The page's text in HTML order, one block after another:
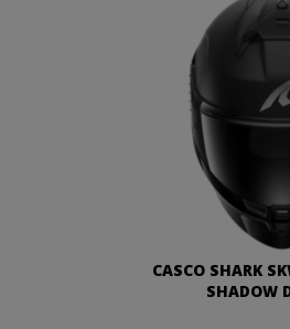
CASCO SHARK
SHADOW